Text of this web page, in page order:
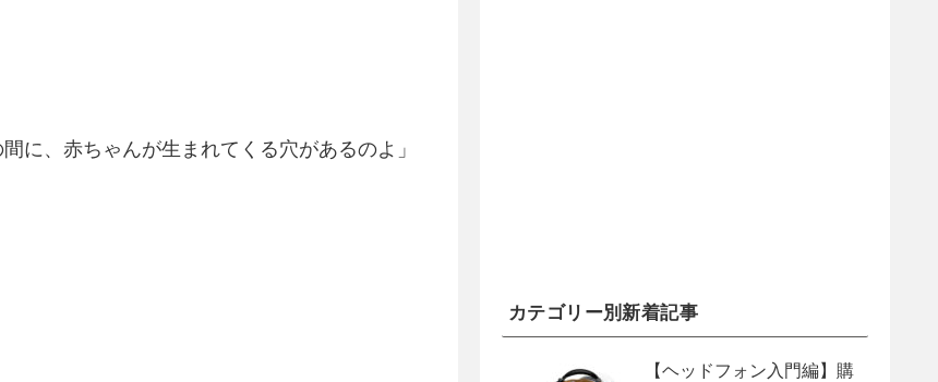
に、赤ちゃんが生まれてくる穴があるのよ」
カテゴリー別新着記事
【ヘッドフォン入門編】購